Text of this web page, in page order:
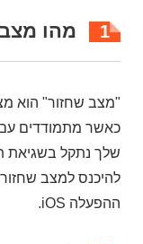
1 מהו
"מצב שחזור" הוא
שלך נתקל בשגיאת
להיכנס למצב
ההפעלה iOS.